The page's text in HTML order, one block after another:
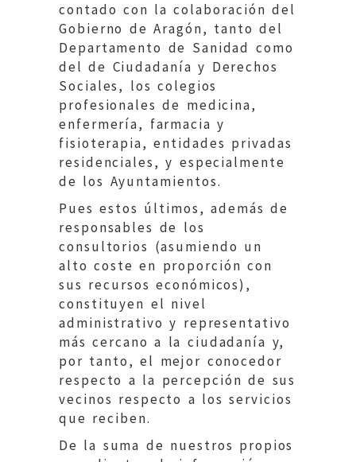
contado con la colaboración del
Gobierno de Aragón, tanto del
Departamento de Sanidad como
del de Ciudadanía y Derechos
Sociales, los colegios
profesionales de medicina,
enfermería, farmacia y
fisioterapia, entidades privadas
residenciales, y especialmente
de los Ayuntamientos.
Pues estos últimos, además de
responsables de los
consultorios (asumiendo un
alto coste en proporción con
sus recursos económicos),
constituyen el nivel
administrativo y representativo
más cercano a la ciudadanía y,
por tanto, el mejor conocedor
respecto a la percepción de sus
vecinos respecto a los servicios
que reciben.
De la suma de nuestros propios